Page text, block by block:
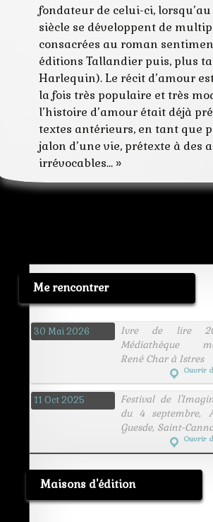
fondateur de celui-ci,
siècle se développent de
consacrées au roman
éditions Tallandier puis, plus
Harlequin). Le récit d’amour
la fois très populaire et très
l’histoire d’amour était déjà
textes antérieurs, en tant que
jalon d’une vie, prétexte à des
irrévocables… »
Me rencontrer
30 Mai 2026
Ivre de lire
Médiathèque
René Char à Istres
Ouvrir
11 Oct 2025
Festival de
du 4 septembre,
Guesde, Saint-
Ouvrir
Maisons d'édition